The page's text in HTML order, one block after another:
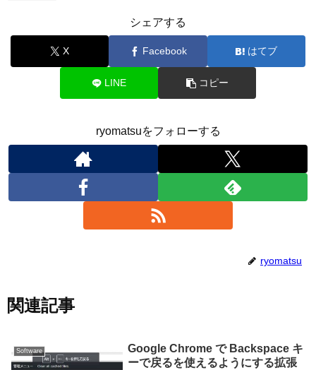
シェアする
X Facebook はてブ
LINE コピー
ryomatsuをフォローする
ryomatsu
関連記事
Software
Google Chrome で Backspace キ
ーで戻るを使えるようにする拡張